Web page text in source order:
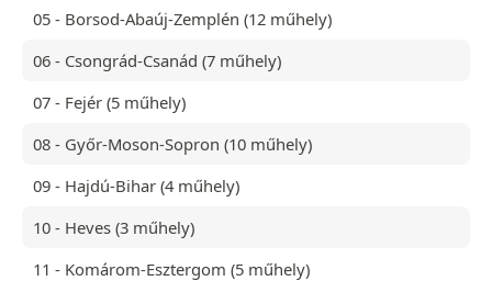
05 - Borsod-Abaúj-Zemplén (12 műhely)
06 - Csongrád-Csanád (7 műhely)
07 - Fejér (5 műhely)
08 - Győr-Moson-Sopron (10 műhely)
09 - Hajdú-Bihar (4 műhely)
10 - Heves (3 műhely)
11 - Komárom-Esztergom (5 műhely)